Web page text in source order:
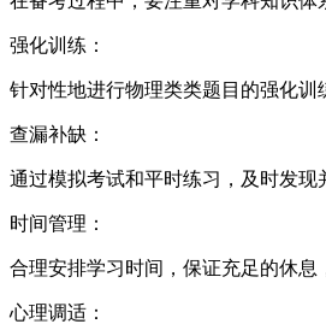
强化训练：
针对性地进行物理类类题目的强化训
查漏补缺：
通过模拟考试和平时练习，及时发现
时间管理：
合理安排学习时间，保证充足的休息
心理调适：